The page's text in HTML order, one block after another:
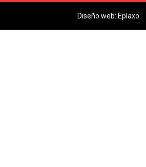
Diseño web: Eplaxo